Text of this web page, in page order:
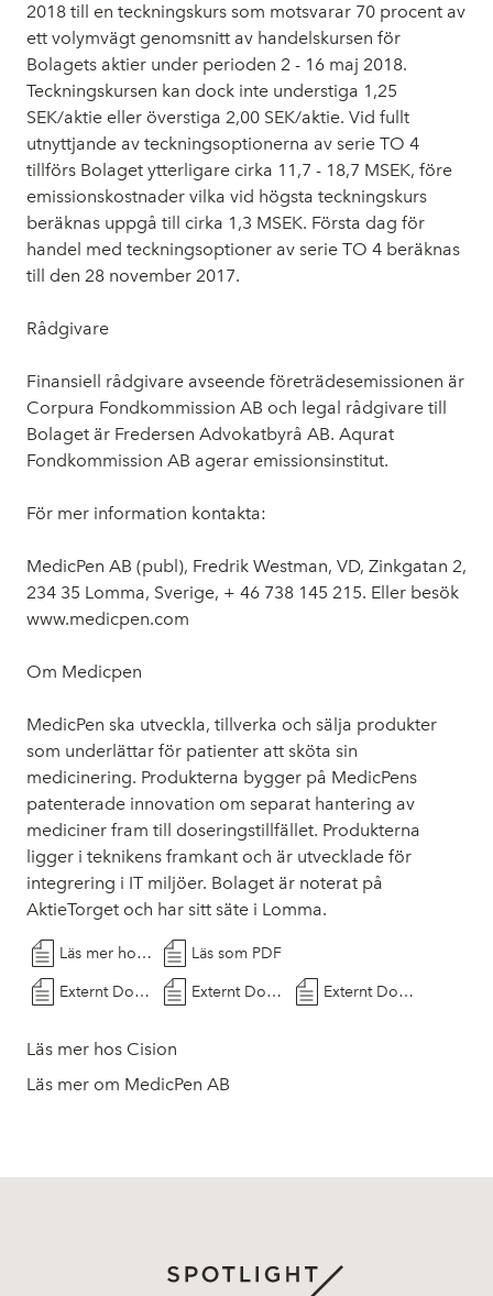
2018 till en teckningskurs som motsvarar 70 procent av
ett volymvägt genomsnitt av handelskursen för
Bolagets aktier under perioden 2 - 16 maj 2018.
Teckningskursen kan dock inte understiga 1,25
SEK/aktie eller överstiga 2,00 SEK/aktie. Vid fullt
utnyttjande av teckningsoptionerna av serie TO 4
tillförs Bolaget ytterligare cirka 11,7 - 18,7 MSEK, före
emissionskostnader vilka vid högsta teckningskurs
beräknas uppgå till cirka 1,3 MSEK. Första dag för
handel med teckningsoptioner av serie TO 4 beräknas
till den 28 november 2017.
Rådgivare
Finansiell rådgivare avseende företrädesemissionen är
Corpura Fondkommission AB och legal rådgivare till
Bolaget är Fredersen Advokatbyrå AB. Aqurat
Fondkommission AB agerar emissionsinstitut.
För mer information kontakta:
MedicPen AB (publ), Fredrik Westman, VD, Zinkgatan 2,
234 35 Lomma, Sverige, + 46 738 145 215. Eller besök
www.medicpen.com
Om Medicpen
MedicPen ska utveckla, tillverka och sälja produkter
som underlättar för patienter att sköta sin
medicinering. Produkterna bygger på MedicPens
patenterade innovation om separat hantering av
mediciner fram till doseringstillfället. Produkterna
ligger i teknikens framkant och är utvecklade för
integrering i IT miljöer. Bolaget är noterat på
AktieTorget och har sitt säte i Lomma.
Läs mer hos Cision Läs som PDF
Externt Dokument Externt Dokument Externt Dokument
Läs mer hos Cision
Läs mer om MedicPen AB